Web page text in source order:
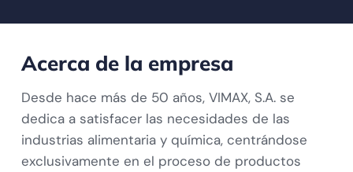
Acerca de la empresa
Desde hace más de 50 años, VIMAX, S.A. se
dedica a satisfacer las necesidades de las
industrias alimentaria y química, centrándose
exclusivamente en el proceso de productos